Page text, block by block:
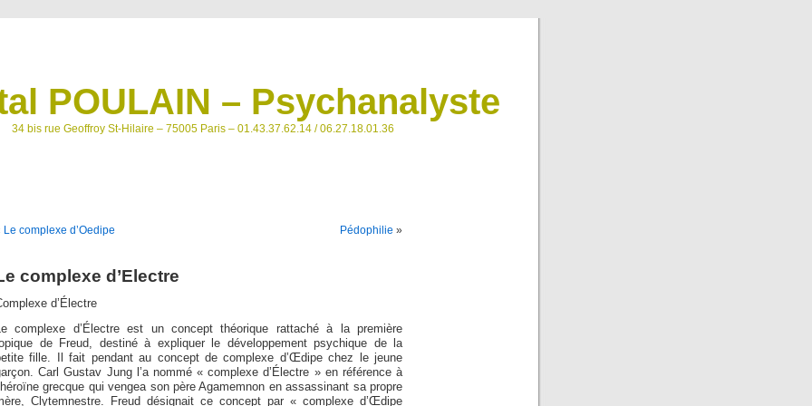
POULAIN – Psychanalyste
34 bis rue Geoffroy St-Hilaire – 75005 Paris – 01.43.37.62.14 / 06.27.18.01.36
Le complexe d’Oedipe Pédophilie »
complexe d’Electre
d’Électre
complexe d’Électre est un concept théorique rattaché à la première
de Freud, destiné à expliquer le développement psychique de la
fille. Il fait pendant au concept de complexe d’Œdipe chez le jeune
Carl Gustav Jung l’a nommé « complexe d’Électre » en référence à
grecque qui vengea son père Agamemnon en assassinant sa propre
Clytemnestre. Freud désignait ce concept par « complexe d’Œdipe